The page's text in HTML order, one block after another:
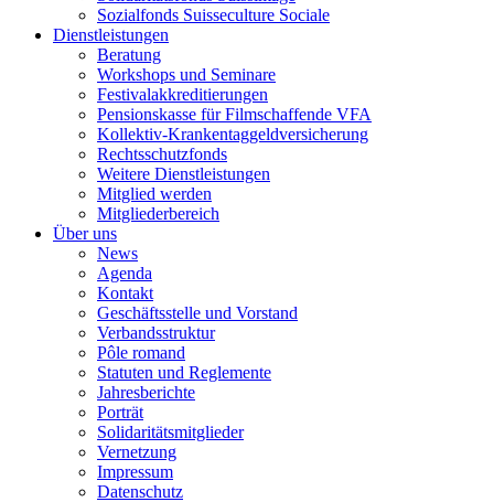
Sozialfonds Suisseculture Sociale
Dienstleistungen
Beratung
Workshops und Seminare
Festivalakkreditierungen
Pensionskasse für Filmschaffende VFA
Kollektiv-Krankentaggeldversicherung
Rechtsschutzfonds
Weitere Dienstleistungen
Mitglied werden
Mitgliederbereich
Über uns
News
Agenda
Kontakt
Geschäftsstelle und Vorstand
Verbandsstruktur
Pôle romand
Statuten und Reglemente
Jahresberichte
Porträt
Solidaritätsmitglieder
Vernetzung
Impressum
Datenschutz